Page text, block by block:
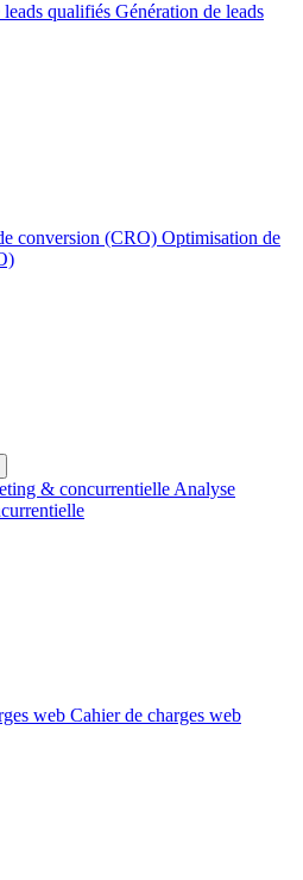
Génération de leads
Optimisation de
Analyse
Cahier de charges web